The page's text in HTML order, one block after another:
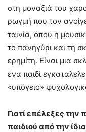
στη μοναξιά του
ρωγμή που τον
ταινία, όπου η
το πανηγύρι και τη
ερημίτη. Είναι μια
ένα παιδί
«υπόγειο»
Γιατί επέλεξες
παιδιού από την